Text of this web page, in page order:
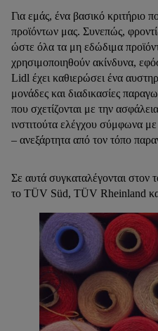
Για εμάς, ένα βασικό κριτήριο
προϊόντων μας. Συνεπώς,
ώστε όλα τα μη εδώδιμα
χρησιμοποιηθούν ακίνδυνα,
Lidl έχει καθιερώσει ένα
μονάδες και διαδικασίες
που σχετίζονται με την
ινστιτούτα ελέγχου σύμφωνα
– ανεξάρτητα από τον τόπο
Σε αυτά συγκαταλέγονται
το TÜV Süd, TÜV Rheinland